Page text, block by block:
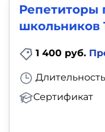
Репетиторы
школьников
1 400 руб.
Сертификат